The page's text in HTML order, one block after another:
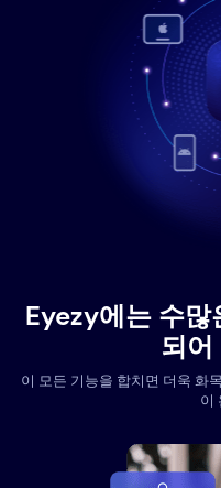
Eyezy에는 수많
되
이 모든 기능을 합치면 더욱 화
이